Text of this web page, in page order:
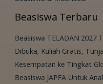
Beasiswa Terbaru
Beasiswa TELADAN 2027
Dibuka, Kuliah Gratis,
Kesempatan ke Tingkat
Beasiswa JAPFA Untuk